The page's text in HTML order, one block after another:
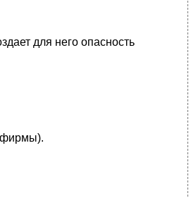
для него опасность
фирмы).